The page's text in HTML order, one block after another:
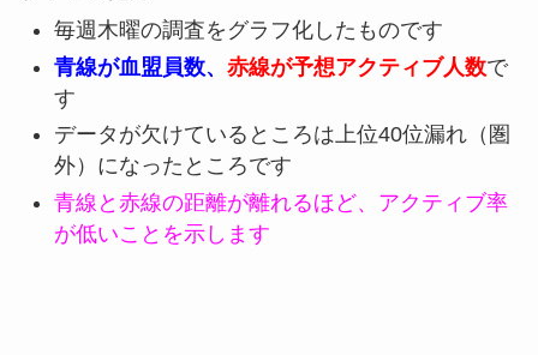
毎週木曜の調査をグラフ化したものです
青線が血盟員数、 赤線が予想アクティブ人数で
す
データが欠けているところは上位40位漏れ（圏
外）になったところです
青線と赤線の距離が離れるほど、アクティブ率
が低いことを示します